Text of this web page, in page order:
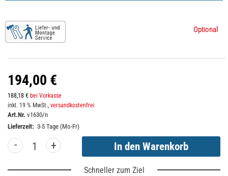
Optional
194,00 €
188,18 € bei Vorkasse
inkl. 19 % MwSt., versandkostenfrei
Art.Nr. v1630/n
Lieferzeit: 3-5 Tage (Mo-Fr)
- +
Schneller zum Ziel